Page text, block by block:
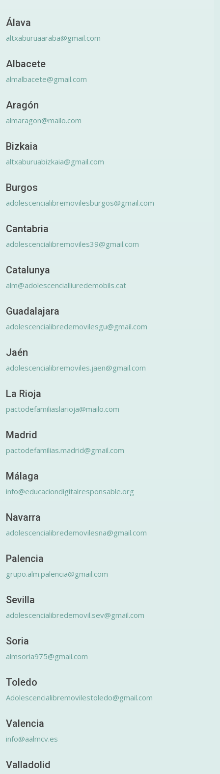
Álava
altxaburuaaraba@gmail.com
Albacete
almalbacete@gmail.com
Aragón
almaragon@mailo.com
Bizkaia
altxaburuabizkaia@gmail.com
Burgos
adolescencialibremovilesburgos@gmail.com
Cantabria
adolescencialibremoviles39@gmail.com
Catalunya
alm@adolescencialliuredemobils.cat
Guadalajara
adolescencialibredemovilesgu@gmail.com
Jaén
adolescencialibremoviles.jaen@gmail.com
La Rioja
pactodefamiliaslarioja@mailo.com
Madrid
pactodefamilias.madrid@gmail.com
Málaga
info@educaciondigitalresponsable.org
Navarra
adolescencialibredemovilesna@gmail.com
Palencia
grupo.alm.palencia@gmail.com
Sevilla
adolescencialibredemovil.sev@gmail.com
Soria
almsoria975@gmail.com
Toledo
Adolescencialibremovilestoledo@gmail.com
Valencia
info@aalmcv.es
Valladolid